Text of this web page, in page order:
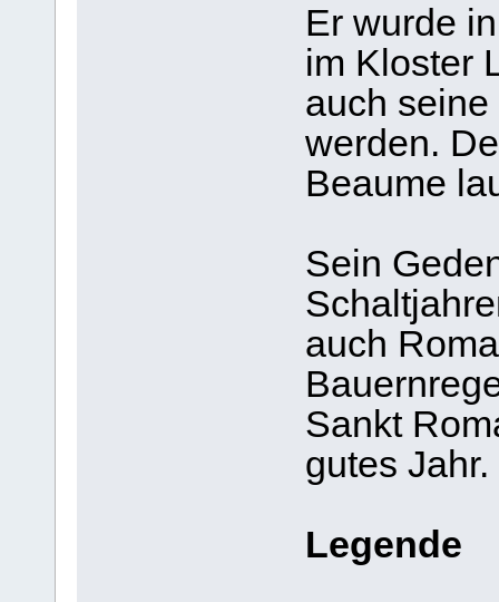
Er wurde
im Kloster
auch
werden.
Beaume
Sein
auch
Sankt
gutes Jahr.
Legende